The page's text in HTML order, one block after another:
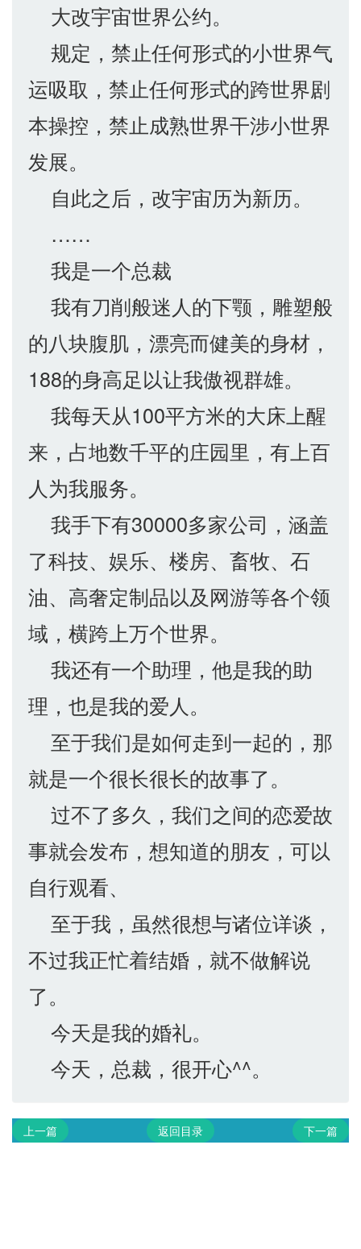
大改宇宙世界公约。
规定，禁止任何形式的小世界气
运吸取，禁止任何形式的跨世界剧
本操控，禁止成熟世界干涉小世界
发展。
自此之后，改宇宙历为新历。
……
我是一个总裁
我有刀削般迷人的下颚，雕塑般
的八块腹肌，漂亮而健美的身材，
188的身高足以让我傲视群雄。
我每天从100平方米的大床上醒
来，占地数千平的庄园里，有上百
人为我服务。
我手下有30000多家公司，涵盖
了科技、娱乐、楼房、畜牧、石
油、高奢定制品以及网游等各个领
域，横跨上万个世界。
我还有一个助理，他是我的助
理，也是我的爱人。
至于我们是如何走到一起的，那
就是一个很长很长的故事了。
过不了多久，我们之间的恋爱故
事就会发布，想知道的朋友，可以
自行观看、
至于我，虽然很想与诸位详谈，
不过我正忙着结婚，就不做解说
了。
今天是我的婚礼。
今天，总裁，很开心^^。
上一篇 返回目录 下一篇